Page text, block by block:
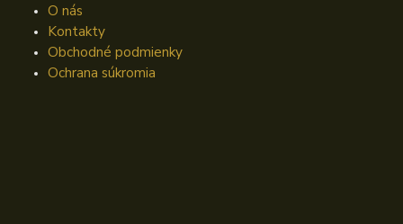
O nás
Kontakty
Obchodné podmienky
Ochrana súkromia